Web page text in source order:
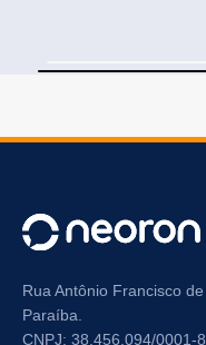
Rua Antônio Francisco
Paraíba.
CNPJ: 38.456.094/0001-